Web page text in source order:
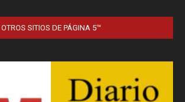
OTROS SITIOS DE PÁGINA 5™